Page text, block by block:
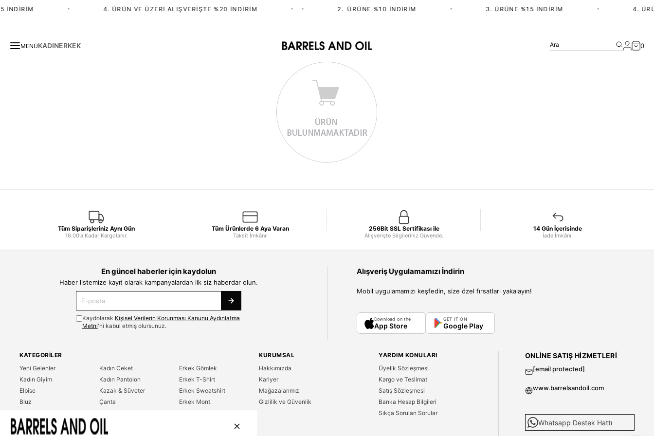
İNDIRIM 4. ÜRÜN VE ÜZERI ALIŞVERIŞTE %20 İNDIRIM 2.⁠ ⁠ÜRÜNE %10 İNDIRIM 3. ÜRÜNE %15 İNDIRIM 4.
MENÜKADINERKEK Ara 0
Tüm Siparişleriniz Aynı Gün
16.00'a Kadar Kargolanır.
Tüm Ürünlerde 6 Aya Varan
Taksit İmkânı!
256Bit SSL Sertifikası ile
Alışverişte Bilgileriniz Güvende.
14 Gün İçerisinde
İade İmkânı!
En güncel haberler için kaydolun
Haber listemize kayıt olarak kampanyalardan ilk siz haberdar olun.
Kaydolarak Kişisel Verilerin Korunması Kanunu Aydınlatma
Metni'ni kabul etmiş olursunuz.
Alışveriş Uygulamamızı İndirin
Mobil uygulamamızı keşfedin, size özel fırsatları yakalayın!
Download on the
App Store
GET IT ON
Google Play
KATEGORILER
Yeni Gelenler
Kadın Giyim
Elbise
Bluz
T-Shirt
Kadın Ceket
Kadın Pantolon
Kazak & Süveter
Çanta
Erkek Gömlek
Erkek T-Shirt
Erkek Sweatshirt
Erkek Mont
KURUMSAL
Hakkımızda
Kariyer
Mağazalarımız
Gizlilik ve Güvenlik
YARDIM KONULARI
Üyelik Sözleşmesi
Kargo ve Teslimat
Satış Sözleşmesi
Banka Hesap Bilgileri
Sıkça Sorulan Sorular
ONLINE SATIŞ HIZMETLERI
[email protected]
www.barrelsandoil.com
Whatsapp Destek Hattı